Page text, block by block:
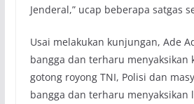
Jenderal,” ucap beberapa satgas
Usai melakukan kunjungan, Ade
bangga dan terharu menyaksikan
gotong royong TNI, Polisi dan
bangga dan terharu menyaksikan